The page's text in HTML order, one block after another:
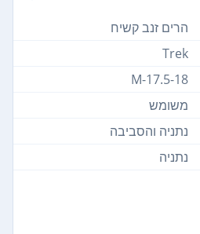
הרים זנב קשיח
Trek
M-17.5-18
משומש
נתניה והסביבה
נתניה